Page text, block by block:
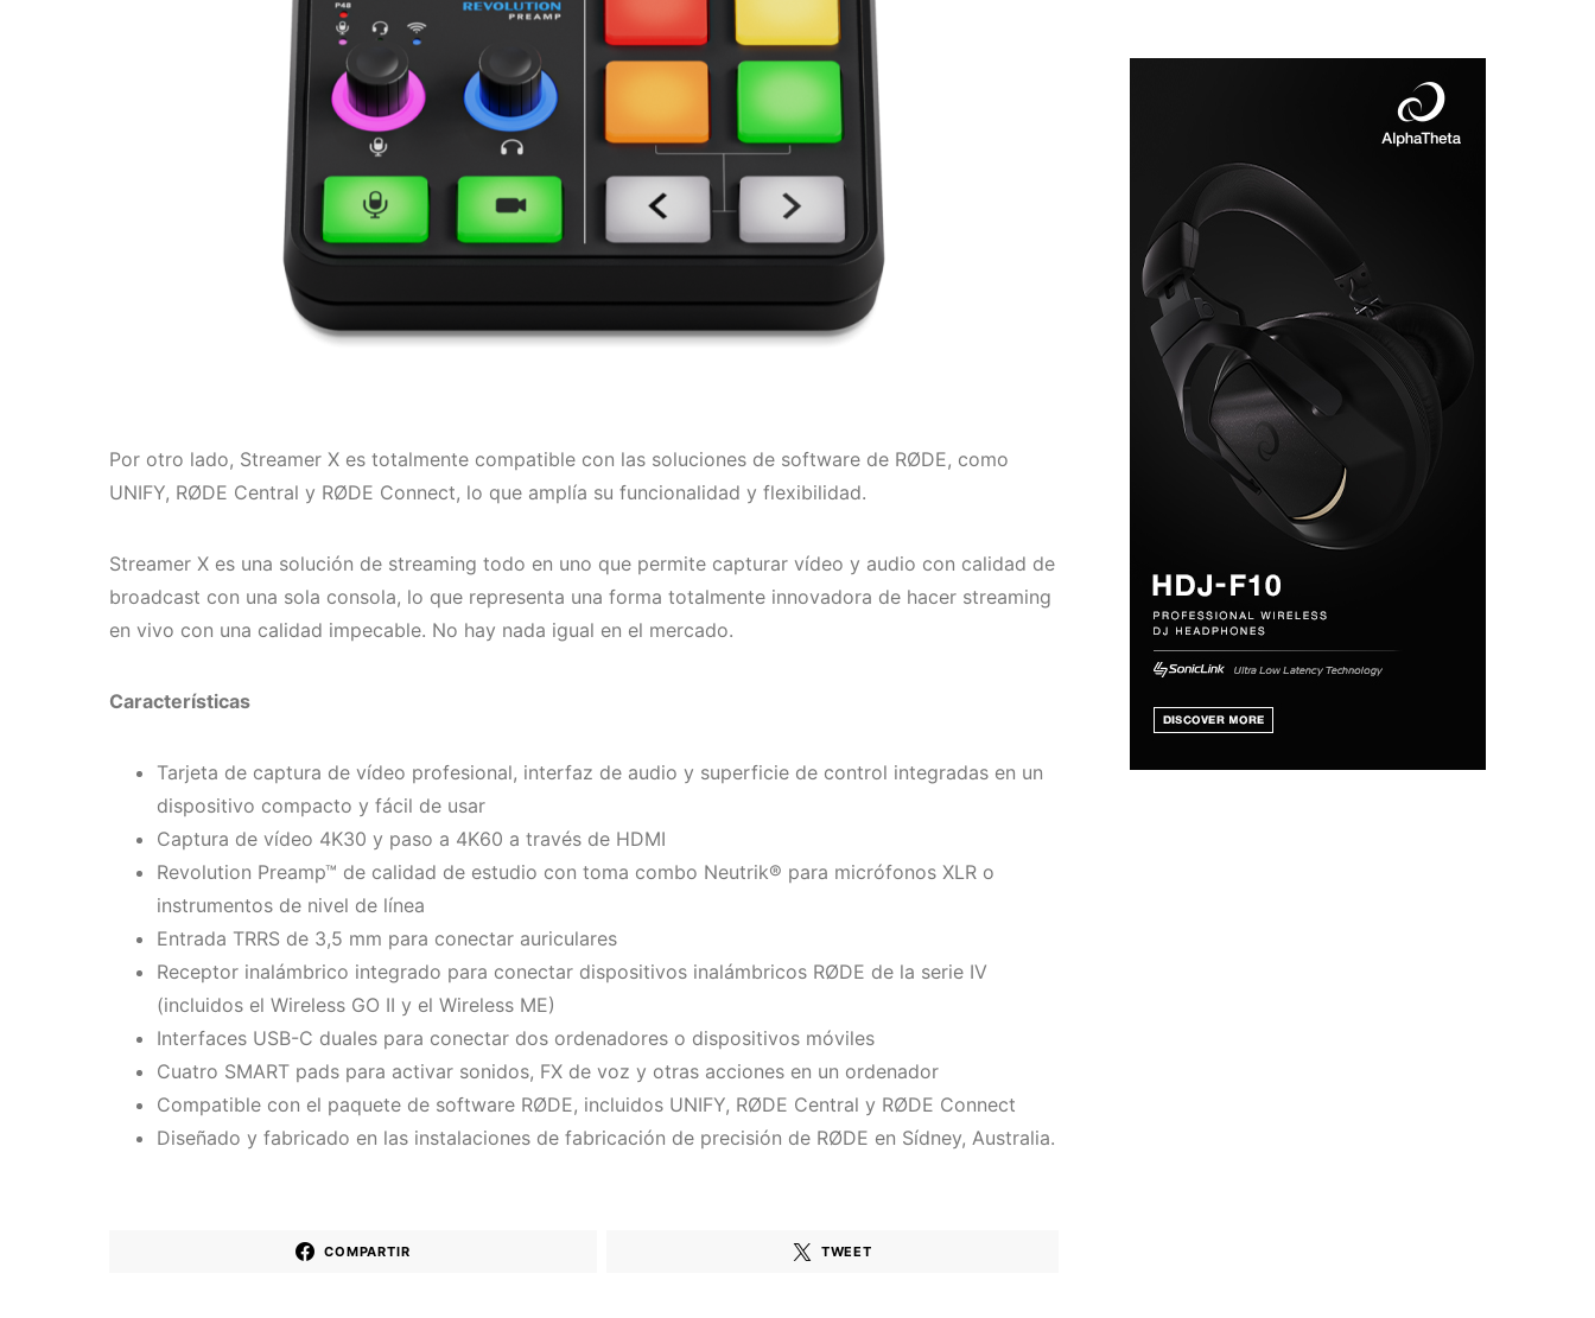
Por otro lado, Streamer X es totalmente compatible con las soluciones de software de RØDE, como
UNIFY, RØDE Central y RØDE Connect, lo que amplía su funcionalidad y flexibilidad.
Streamer X es una solución de streaming todo en uno que permite capturar vídeo y audio con calidad de
broadcast con una sola consola, lo que representa una forma totalmente innovadora de hacer streaming
en vivo con una calidad impecable. No hay nada igual en el mercado.
Características
Tarjeta de captura de vídeo profesional, interfaz de audio y superficie de control integradas en un
dispositivo compacto y fácil de usar
Captura de vídeo 4K30 y paso a 4K60 a través de HDMI
Revolution Preamp™ de calidad de estudio con toma combo Neutrik® para micrófonos XLR o
instrumentos de nivel de línea
Entrada TRRS de 3,5 mm para conectar auriculares
Receptor inalámbrico integrado para conectar dispositivos inalámbricos RØDE de la serie IV
(incluidos el Wireless GO II y el Wireless ME)
Interfaces USB-C duales para conectar dos ordenadores o dispositivos móviles
Cuatro SMART pads para activar sonidos, FX de voz y otras acciones en un ordenador
Compatible con el paquete de software RØDE, incluidos UNIFY, RØDE Central y RØDE Connect
Diseñado y fabricado en las instalaciones de fabricación de precisión de RØDE en Sídney, Australia.
COMPARTIR TWEET